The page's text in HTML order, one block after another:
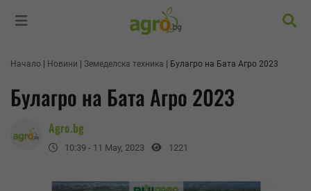
Начало Новини Земеделска техника Булагро на Бата Агро 2023
Булагро на Бата Агро 2023
Agro.bg
10:39 - 11 May, 2023 1221